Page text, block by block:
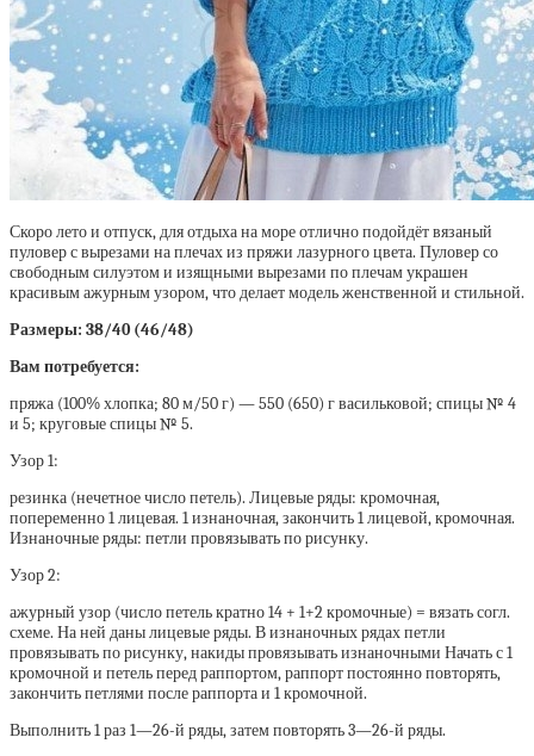
Скоро лето и отпуск, для отдыха на море отлично подойдёт вязаный
пуловер с вырезами на плечах из пряжи лазурного цвета. Пуловер со
свободным силуэтом и изящными вырезами по плечам украшен
красивым ажурным узором, что делает модель женственной и стильной.
Размеры: 38/40 (46/48)
Вам потребуется:
пряжа (100% хлопка; 80 м/50 г) — 550 (650) г васильковой; спицы № 4
и 5; круговые спицы № 5.
Узор 1:
резинка (нечетное число петель). Лицевые ряды: кромочная,
попеременно 1 лицевая. 1 изнаночная, закончить 1 лицевой, кромочная.
Изнаночные ряды: петли провязывать по рисунку.
Узор 2:
ажурный узор (число петель кратно 14 + 1+2 кромочные) = вязать согл.
схеме. На ней даны лицевые ряды. В изнаночных рядах петли
провязывать по рисунку, накиды провязывать изнаночными Начать с 1
кромочной и петель перед раппортом, раппорт постоянно повторять,
закончить петлями после раппорта и 1 кромочной.
Выполнить 1 раз 1—26-й ряды, затем повторять 3—26-й ряды.